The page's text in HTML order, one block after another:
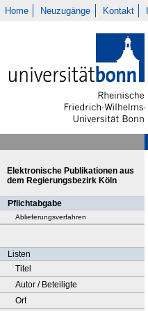
Home Neuzugänge Kontakt
Elektronische Publikationen aus
dem Regierungsbezirk Köln
Pflichtabgabe
Ablieferungsverfahren
Listen
Titel
Autor / Beteiligte
Ort